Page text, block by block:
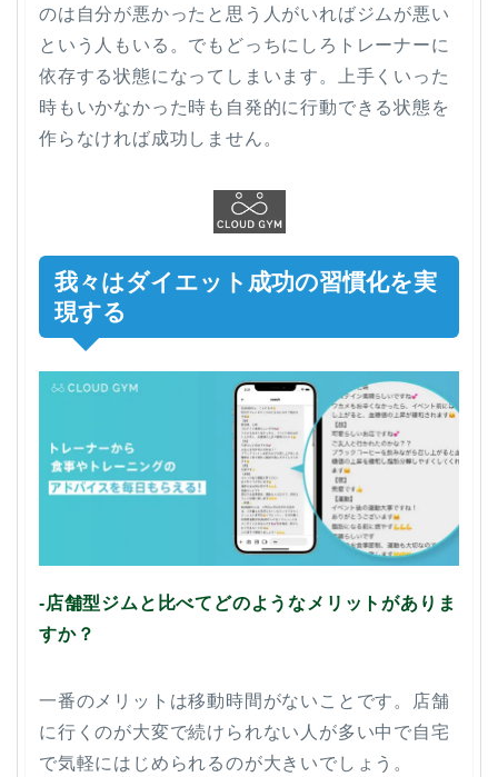
のは自分が悪かったと思う人がいればジムが悪い
という人もいる。でもどっちにしろトレーナーに
依存する状態になってしまいます。上手くいった
時もいかなかった時も自発的に行動できる状態を
作らなければ成功しません。
我々はダイエット成功の習慣化を実
現する
-店舗型ジムと比べてどのようなメリットがありま
すか？
一番のメリットは移動時間がないことです。店舗
に行くのが大変で続けられない人が多い中で自宅
で気軽にはじめられるのが大きいでしょう。